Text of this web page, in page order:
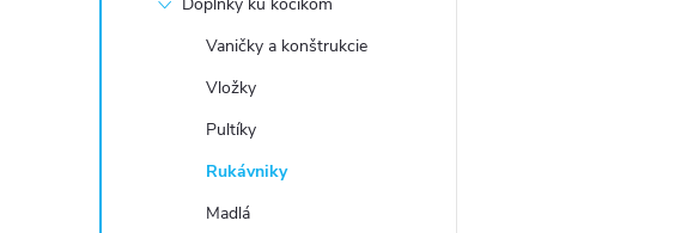
Vaničky a konštrukcie
Vložky
Pultíky
Rukávniky
Madlá